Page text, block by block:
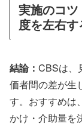
実施のコ
度を左右す
結論： CBSは、
価者間の差が生
す。おすすめは
かけ・介助量を